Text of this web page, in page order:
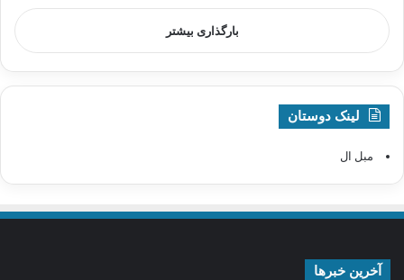
بارگذاری بیشتر
لینک دوستان
مبل ال
آخرین خبرها